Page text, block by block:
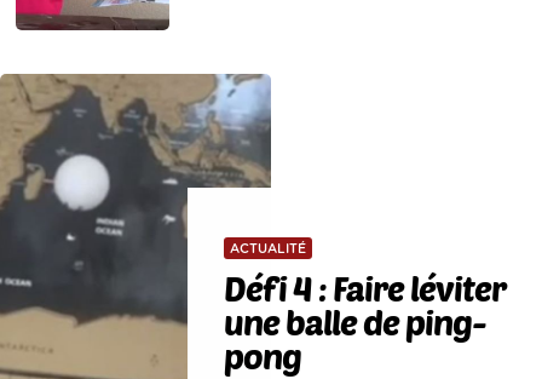
ACTUALITÉ
Défi 4 : Faire léviter
une balle de ping-
pong